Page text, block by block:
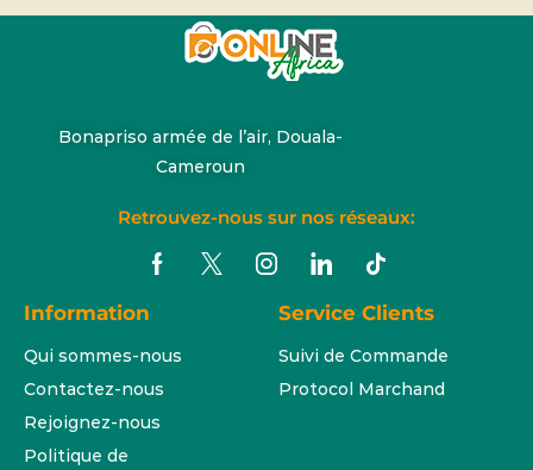
Bonapriso armée de l’air, Douala-
Cameroun
Retrouvez-nous sur nos réseaux:
Information
Qui sommes-nous
Contactez-nous
Rejoignez-nous
Politique de
Service Clients
Suivi de Commande
Protocol Marchand